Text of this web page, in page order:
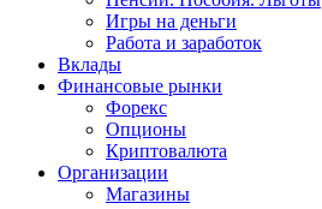
Игры на деньги
Работа и заработок
Вклады
Финансовые рынки
Форекс
Опционы
Криптовалюта
Организации
Магазины